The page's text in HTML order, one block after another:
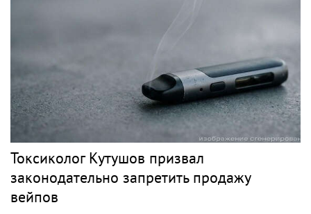
Токсиколог Кутушов призвал
законодательно запретить продажу
вейпов